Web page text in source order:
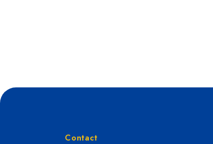
Contact